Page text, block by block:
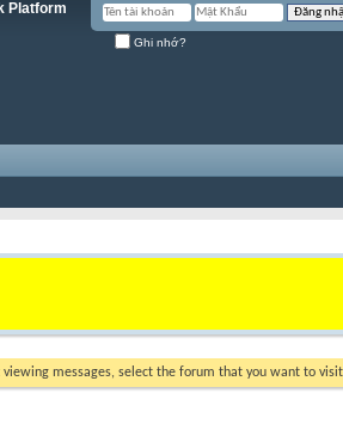
Ghi nhớ?
messages, select the forum that you want to